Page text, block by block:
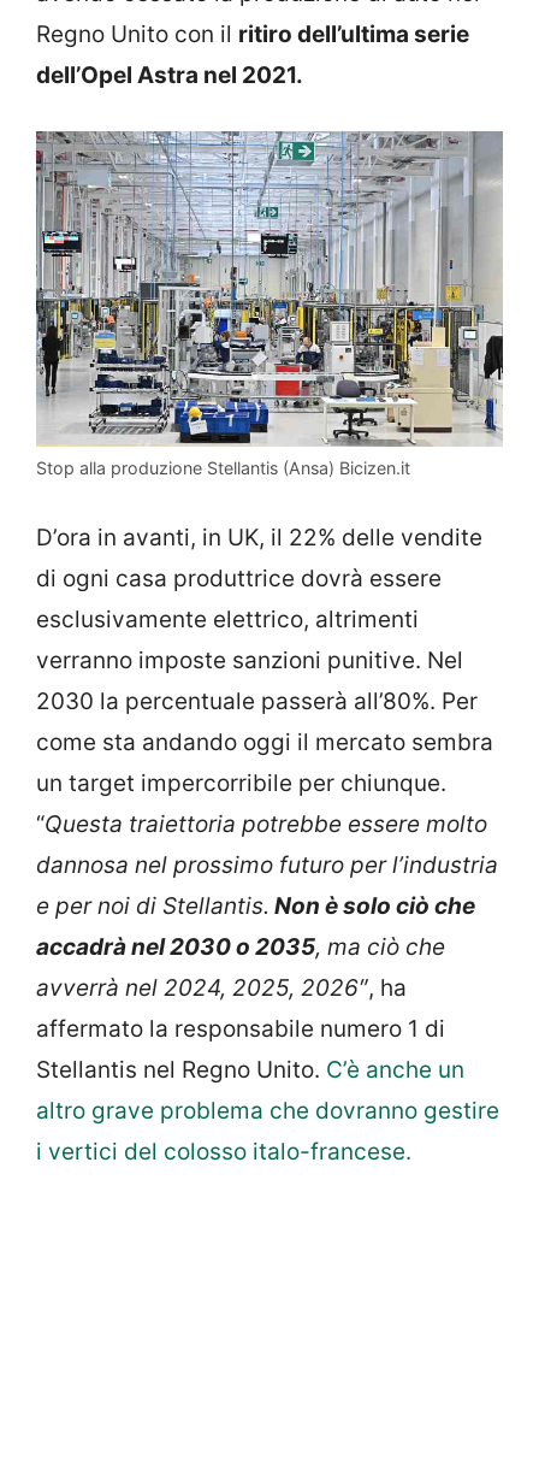
Regno Unito con il ritiro dell’ultima serie
dell’Opel Astra nel 2021.
Stop alla produzione Stellantis (Ansa) Bicizen.it
D’ora in avanti, in UK, il 22% delle vendite
di ogni casa produttrice dovrà essere
esclusivamente elettrico, altrimenti
verranno imposte sanzioni punitive. Nel
2030 la percentuale passerà all’80%. Per
come sta andando oggi il mercato sembra
un target impercorribile per chiunque.
“Questa traiettoria potrebbe essere molto
dannosa nel prossimo futuro per l’industria
e per noi di Stellantis. Non è solo ciò che
accadrà nel 2030 o 2035, ma ciò che
avverrà nel 2024, 2025, 2026″, ha
affermato la responsabile numero 1 di
Stellantis nel Regno Unito. C’è anche un
altro grave problema che dovranno gestire
i vertici del colosso italo-francese.